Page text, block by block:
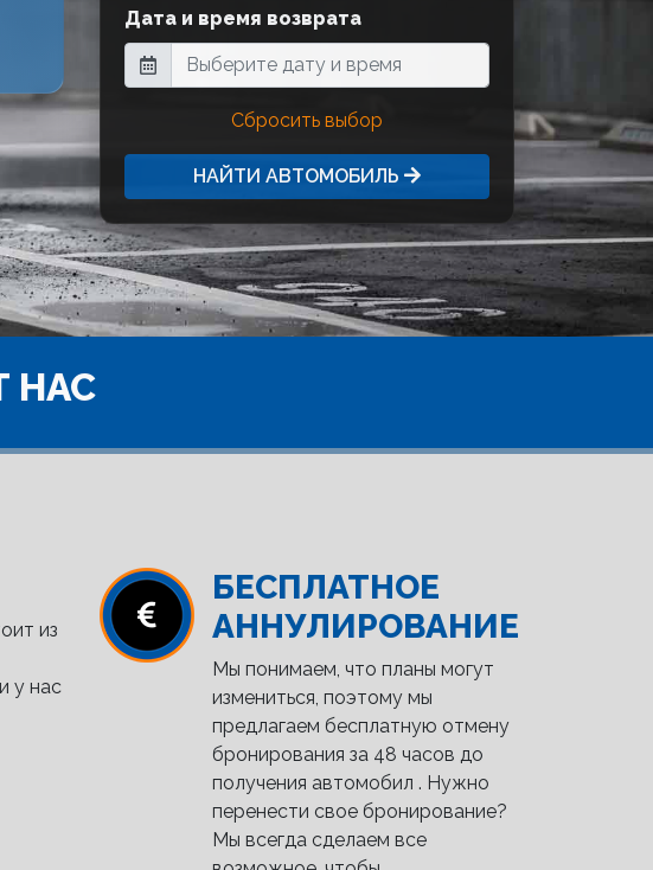
Дата и время возврата
Сбросить выбор
НАЙТИ АВТОМОБИЛЬ
НАС
из
у нас
БЕСПЛАТНОЕ
АННУЛИРОВАНИЕ
Мы понимаем, что планы могут
измениться, поэтому мы
предлагаем бесплатную отмену
бронирования за 48 часов до
получения автомобил . Нужно
перенести свое бронирование?
Мы всегда сделаем все